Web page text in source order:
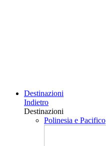
Destinazioni
Indietro
Destinazioni
Polinesia e Pacifico